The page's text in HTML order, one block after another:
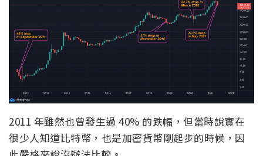
2011 年雖然也曾發生過 40% 的跌幅，但當時說實在
很少人知道比特幣，也是加密貨幣剛起步的時候，因